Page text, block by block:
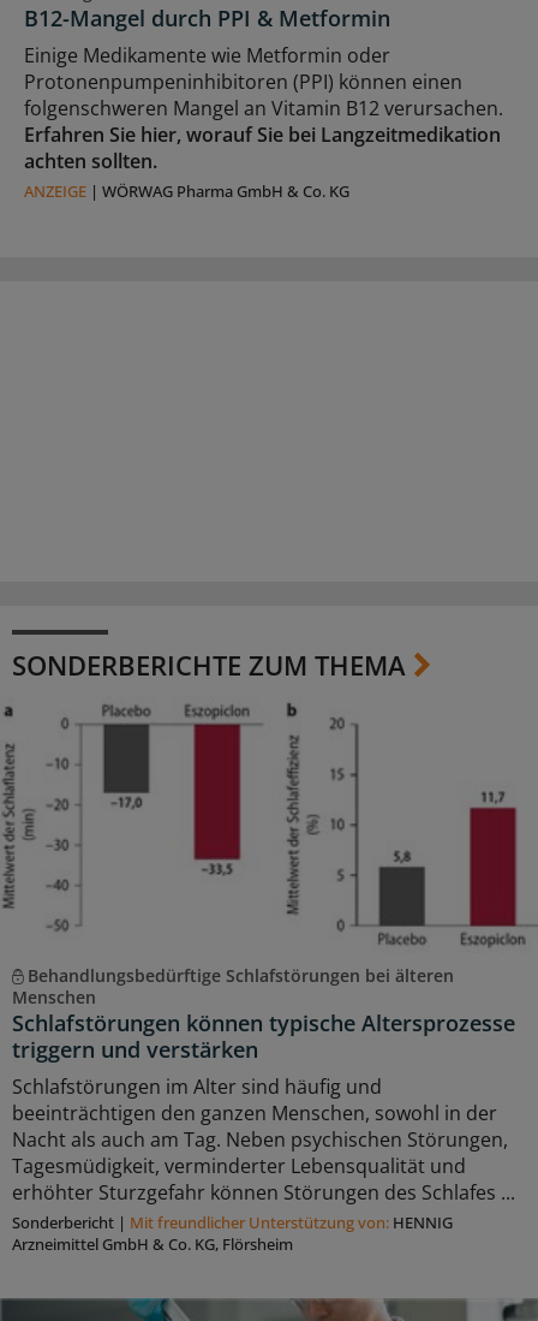
B12-Mangel durch PPI & Metformin
Einige Medikamente wie Metformin oder
Protonenpumpeninhibitoren (PPI) können einen
folgenschweren Mangel an Vitamin B12 verursachen.
Erfahren Sie hier, worauf Sie bei Langzeitmedikation
achten sollten.
ANZEIGE | WÖRWAG Pharma GmbH & Co. KG
SONDERBERICHTE ZUM THEMA
Behandlungsbedürftige Schlafstörungen bei älteren
Menschen
Schlafstörungen können typische Altersprozesse
triggern und verstärken
Schlafstörungen im Alter sind häufig und
beeinträchtigen den ganzen Menschen, sowohl in der
Nacht als auch am Tag. Neben psychischen Störungen,
Tagesmüdigkeit, verminderter Lebensqualität und
erhöhter Sturzgefahr können Störungen des Schlafes ...
Sonderbericht | Mit freundlicher Unterstützung von: HENNIG
Arzneimittel GmbH & Co. KG, Flörsheim